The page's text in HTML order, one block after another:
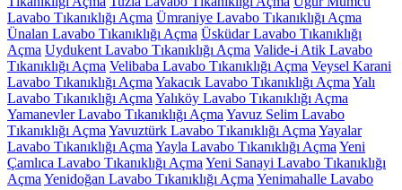
Lavabo Tıkanıklığı Açma Ümraniye Lavabo Tıkanıklığı Açma
Ünalan Lavabo Tıkanıklığı Açma Üsküdar Lavabo Tıkanıklığı
Açma Uydukent Lavabo Tıkanıklığı Açma Valide-i Atik Lavabo
Tıkanıklığı Açma Velibaba Lavabo Tıkanıklığı Açma Veysel Karani
Lavabo Tıkanıklığı Açma Yakacık Lavabo Tıkanıklığı Açma Yalı
Lavabo Tıkanıklığı Açma Yalıköy Lavabo Tıkanıklığı Açma
Yamanevler Lavabo Tıkanıklığı Açma Yavuz Selim Lavabo
Tıkanıklığı Açma Yavuztürk Lavabo Tıkanıklığı Açma Yayalar
Lavabo Tıkanıklığı Açma Yayla Lavabo Tıkanıklığı Açma Yeni
Çamlıca Lavabo Tıkanıklığı Açma Yeni Sanayi Lavabo Tıkanıklığı
Açma Yenidoğan Lavabo Tıkanıklığı Açma Yenimahalle Lavabo